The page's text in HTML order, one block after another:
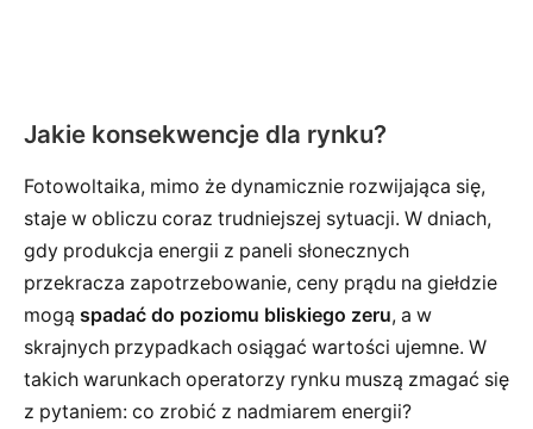
Jakie konsekwencje dla rynku?
Fotowoltaika, mimo że dynamicznie rozwijająca się,
staje w obliczu coraz trudniejszej sytuacji. W dniach,
gdy produkcja energii z paneli słonecznych
przekracza zapotrzebowanie, ceny prądu na giełdzie
mogą spadać do poziomu bliskiego zeru, a w
skrajnych przypadkach osiągać wartości ujemne. W
takich warunkach operatorzy rynku muszą zmagać się
z pytaniem: co zrobić z nadmiarem energii?